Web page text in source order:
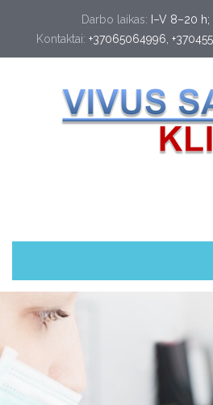
Darbo laikas: I–V 8–20
Kontaktai: +37065064996